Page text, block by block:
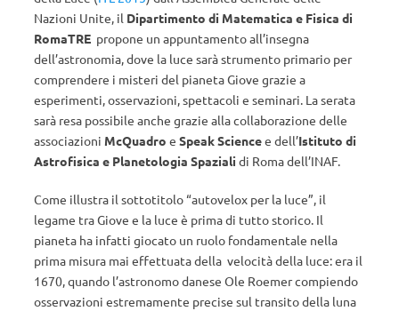
Nazioni Unite, il Dipartimento di Matematica e Fisica di
RomaTRE propone un appuntamento all’insegna
dell’astronomia, dove la luce sarà strumento primario per
comprendere i misteri del pianeta Giove grazie a
esperimenti, osservazioni, spettacoli e seminari. La serata
sarà resa possibile anche grazie alla collaborazione delle
associazioni McQuadro e Speak Sciencee dell’Istituto di
Astrofisica e Planetologia Spaziali di Roma dell’INAF.
Come illustra il sottotitolo “autovelox per la luce”, il
legame tra Giove e la luce è prima di tutto storico. Il
pianeta ha infatti giocato un ruolo fondamentale nella
prima misura mai effettuata della velocità della luce: era il
1670, quando l’astronomo danese Ole Roemer compiendo
osservazioni estremamente precise sul transito della luna